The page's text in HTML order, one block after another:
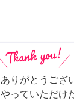
ありがとうござ
やっていただけ